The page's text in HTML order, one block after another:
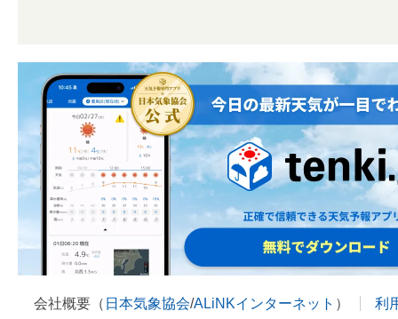
会社概要（ 日本気象協会/ALiNKインターネット ） 利